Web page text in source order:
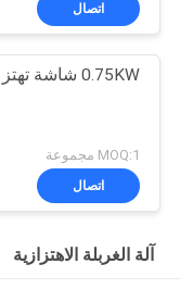
اتصال
0.75KW شاشة تهتز دوارة
MOQ:1 مجموعة
اتصال
آلة الغربلة الاهتزازية